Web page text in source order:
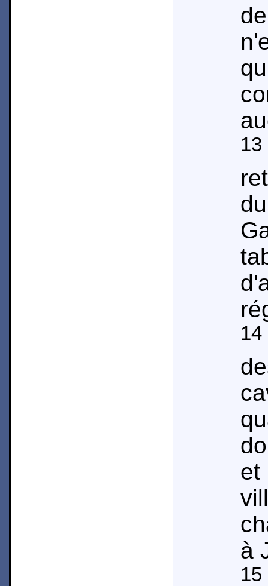
13
14
à
15